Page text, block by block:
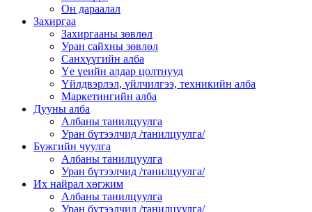
Он дараалал
Захиргаа
Захиргааны зөвлөл
Уран сайхны зөвлөл
Санхүүгийн алба
Үе үеийн алдар цолтнууд
Үйлдвэрлэл, үйлчилгээ, техникийн алба
Маркетингийн алба
Дууны алба
Албаны танилцуулга
Уран бүтээлчид /танилцуулга/
Бүжгийн чуулга
Албаны танилцуулга
Уран бүтээлчид /танилцуулга/
Их найрал хөгжим
Албаны танилцуулга
Уран бүтээлчид /танилцуулга/